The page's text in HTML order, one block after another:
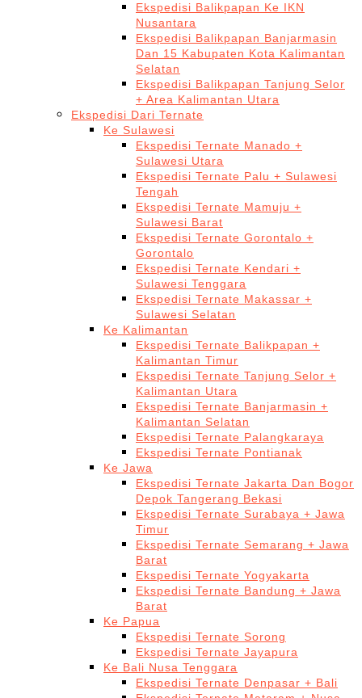
Ekspedisi Balikpapan Ke IKN
Nusantara
Ekspedisi Balikpapan Banjarmasin
Dan 15 Kabupaten Kota Kalimantan
Selatan
Ekspedisi Balikpapan Tanjung Selor
+ Area Kalimantan Utara
Ekspedisi Dari Ternate
Ke Sulawesi
Ekspedisi Ternate Manado +
Sulawesi Utara
Ekspedisi Ternate Palu + Sulawesi
Tengah
Ekspedisi Ternate Mamuju +
Sulawesi Barat
Ekspedisi Ternate Gorontalo +
Gorontalo
Ekspedisi Ternate Kendari +
Sulawesi Tenggara
Ekspedisi Ternate Makassar +
Sulawesi Selatan
Ke Kalimantan
Ekspedisi Ternate Balikpapan +
Kalimantan Timur
Ekspedisi Ternate Tanjung Selor +
Kalimantan Utara
Ekspedisi Ternate Banjarmasin +
Kalimantan Selatan
Ekspedisi Ternate Palangkaraya
Ekspedisi Ternate Pontianak
Ke Jawa
Ekspedisi Ternate Jakarta Dan Bogor
Depok Tangerang Bekasi
Ekspedisi Ternate Surabaya + Jawa
Timur
Ekspedisi Ternate Semarang + Jawa
Barat
Ekspedisi Ternate Yogyakarta
Ekspedisi Ternate Bandung + Jawa
Barat
Ke Papua
Ekspedisi Ternate Sorong
Ekspedisi Ternate Jayapura
Ke Bali Nusa Tenggara
Ekspedisi Ternate Denpasar + Bali